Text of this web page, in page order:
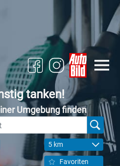
tanken!
Umgebung finden
5 km
Favoriten